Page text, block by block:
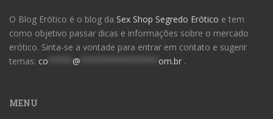
O Blog Erótico é o blog da Sex Shop Segredo Erótico e tem
como objetivo passar dicas e informações sobre o mercado
erótico. Sinta-se a vontade para entrar em contato e sugerir
temas: co @ om.br .
MENU